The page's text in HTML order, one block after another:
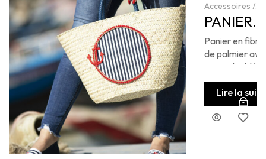
Accessoires /
Meilleurs Vente
Panier
PANIER
ONCRE
Panier en fibre
de palmier
ancre doublée
coton.
Lire la suite